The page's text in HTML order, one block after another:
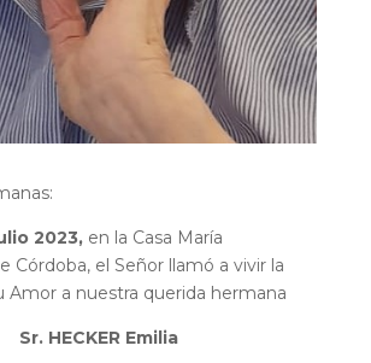
2023, en la Casa María
Córdoba, el Señor llamó a vivir la
Amor a nuestra querida hermana
Sr. HECKER Emilia